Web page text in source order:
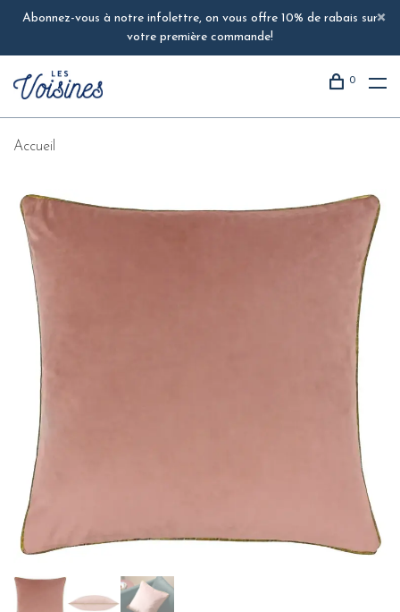
Abonnez-vous à notre infolettre, on vous offre 10% de rabais sur
votre première commande!
0
Accueil